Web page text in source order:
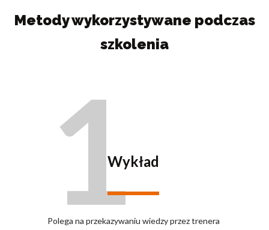
Metody wykorzystywane podczas
szkolenia
1Wykład
Polega na przekazywaniu wiedzy przez trenera